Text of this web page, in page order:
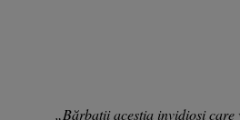
„Bărbații aceștia invidioși care